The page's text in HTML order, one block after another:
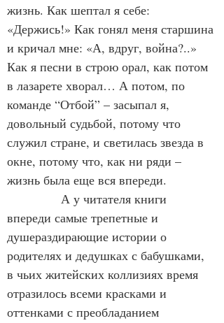
жизнь. Как шептал я себе:
«Держись!» Как гонял меня старшина
и кричал мне: «А, вдруг, война?..»
Как я песни в строю орал, как потом
в лазарете хворал… А потом, по
команде “Отбой” – засыпал я,
довольный судьбой, потому что
служил стране, и светилась звезда в
окне, потому что, как ни ряди –
жизнь была еще вся впереди.
А у читателя книги
впереди самые трепетные и
душераздирающие истории о
родителях и дедушках с бабушками,
в чьих житейских коллизиях время
отразилось всеми красками и
оттенками с преобладанием